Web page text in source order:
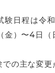
験日程は令
金）〜4日（
での主な変